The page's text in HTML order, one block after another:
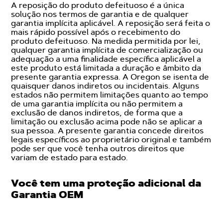
A reposição do produto defeituoso é a única
solução nos termos de garantia e de qualquer
garantia implícita aplicável. A reposição será feita o
mais rápido possível após o recebimento do
produto defeituoso. Na medida permitida por lei,
qualquer garantia implícita de comercialização ou
adequação a uma finalidade específica aplicável a
este produto está limitada a duração e âmbito da
presente garantia expressa. A Oregon se isenta de
quaisquer danos indiretos ou incidentais. Alguns
estados não permitem limitações quanto ao tempo
de uma garantia implícita ou não permitem a
exclusão de danos indiretos, de forma que a
limitação ou exclusão acima pode não se aplicar a
sua pessoa. A presente garantia concede direitos
legais específicos ao proprietário original e também
pode ser que você tenha outros direitos que
variam de estado para estado.
Você tem uma proteção adicional da
Garantia OEM